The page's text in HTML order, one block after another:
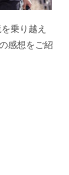
乗り越え
感想をご紹